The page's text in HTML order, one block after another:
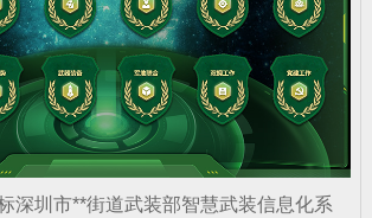
12-19
司介绍
12-15
深圳市**街道武装部智慧武装信息化系